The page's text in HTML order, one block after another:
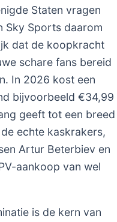
Staten vragen
Sky Sports daarom
dat de koopkracht
schare fans bereid
In 2026 kost een
bijvoorbeeld €34,99
geeft tot een breed
echte kaskrakers,
Artur Beterbiev en
aankoop van wel
is de kern van